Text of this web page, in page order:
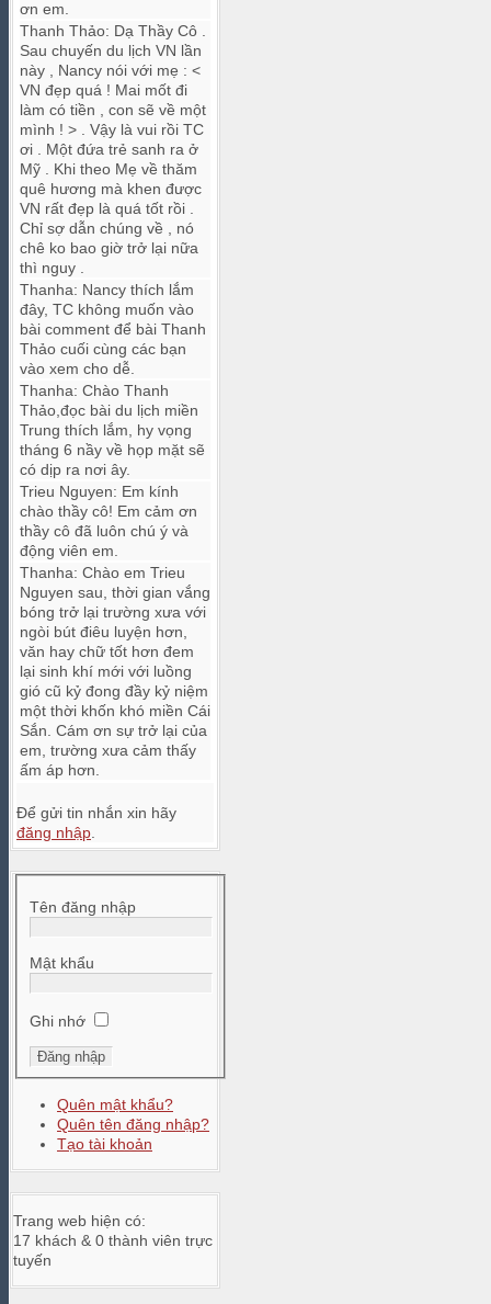
ơn em.
Thanh Thảo: Dạ Thầy Cô .
Sau chuyến du lịch VN lần
này , Nancy nói với mẹ : <
VN đẹp quá ! Mai mốt đi
làm có tiền , con sẽ về một
mình ! > . Vậy là vui rồi TC
ơi . Một đứa trẻ sanh ra ở
Mỹ . Khi theo Mẹ về thăm
quê hương mà khen được
VN rất đẹp là quá tốt rồi .
Chỉ sợ dẫn chúng về , nó
chê ko bao giờ trở lại nữa
thì nguy .
Thanha: Nancy thích lắm
đây, TC không muốn vào
bài comment để bài Thanh
Thảo cuối cùng các bạn
vào xem cho dễ.
Thanha: Chào Thanh
Thảo,đọc bài du lịch miền
Trung thích lắm, hy vọng
tháng 6 nầy về họp mặt sẽ
có dịp ra nơi ây.
Trieu Nguyen: Em kính
chào thầy cô! Em cảm ơn
thầy cô đã luôn chú ý và
động viên em.
Thanha: Chào em Trieu
Nguyen sau, thời gian vắng
bóng trở lại trường xưa với
ngòi bút điêu luyện hơn,
văn hay chữ tốt hơn đem
lại sinh khí mới với luồng
gió cũ kỷ đong đầy kỷ niệm
một thời khốn khó miền Cái
Sắn. Cám ơn sự trở lại của
em, trường xưa cảm thấy
ấm áp hơn.
Để gửi tin nhắn xin hãy
đăng nhập.
Tên đăng nhập
Mật khẩu
Ghi nhớ
Quên mật khẩu?
Quên tên đăng nhập?
Tạo tài khoản
Trang web hiện có:
17 khách & 0 thành viên trực
tuyến